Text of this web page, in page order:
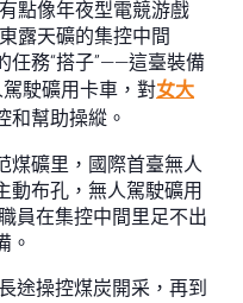
點像年夜型電競游戲
露天礦的集控中間
任務“搭子”——這臺裝備
駛礦用卡車，對女大
和幫助操縱。
煤礦里，國際首臺無人
動布孔，無人駕駛礦用
員在集控中間里足不出
。
途操控煤炭開采，再到